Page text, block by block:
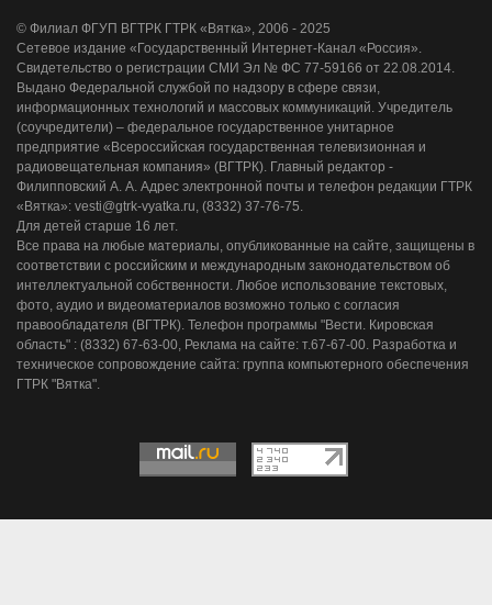
© Филиал ФГУП ВГТРК ГТРК «Вятка», 2006 - 2025
Сетевое издание «Государственный Интернет-Канал «Россия».
Свидетельство о регистрации СМИ Эл № ФС 77-59166 от 22.08.2014.
Выдано Федеральной службой по надзору в сфере связи,
информационных технологий и массовых коммуникаций. Учредитель
(соучредители) – федеральное государственное унитарное
предприятие «Всероссийская государственная телевизионная и
радиовещательная компания» (ВГТРК). Главный редактор -
Филипповский А. А. Адрес электронной почты и телефон редакции ГТРК
«Вятка»: vesti@gtrk-vyatka.ru, (8332) 37-76-75.
Для детей старше 16 лет.
Все права на любые материалы, опубликованные на сайте, защищены в
соответствии с российским и международным законодательством об
интеллектуальной собственности. Любое использование текстовых,
фото, аудио и видеоматериалов возможно только с согласия
правообладателя (ВГТРК). Телефон программы "Вести. Кировская
область" : (8332) 67-63-00, Реклама на сайте: т.67-67-00. Разработка и
техническое сопровождение сайта: группа компьютерного обеспечения
ГТРК "Вятка".